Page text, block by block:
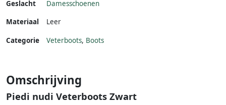
Geslacht
Damesschoenen
Materiaal
Leer
Categorie Veterboots, Boots
Omschrijving
Piedi nudi Veterboots Zwart